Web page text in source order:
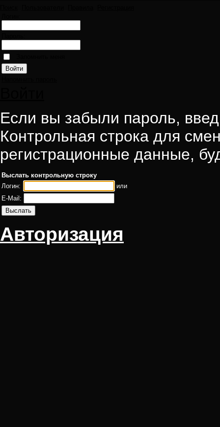
Если вы забыли пароль,
Контрольная строка для
регистрационные данные,
Выслать контрольную строку
Логин:
или
E-Mail:
Авторизация